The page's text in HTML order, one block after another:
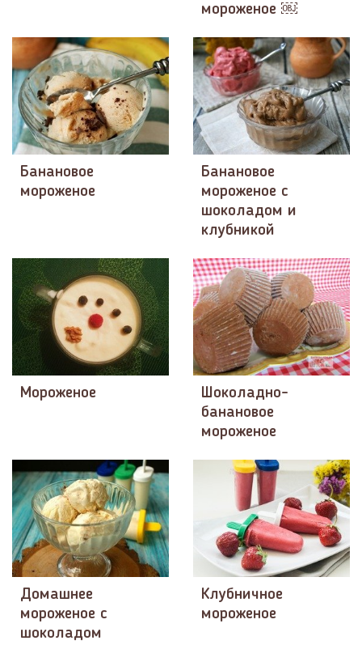
мороженое ￼
Банановое
мороженое
Банановое
мороженое с
шоколадом и
клубникой
Мороженое
Шоколадно-
банановое
мороженое
Домашнее
мороженое с
шоколадом
Клубничное
мороженое